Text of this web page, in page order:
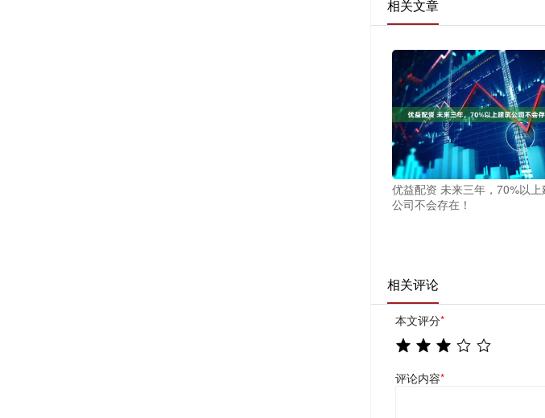
相关文章
优益配资 未来三年，70%以上
公司不会存在！
相关评论
本文评分*
评论内容*